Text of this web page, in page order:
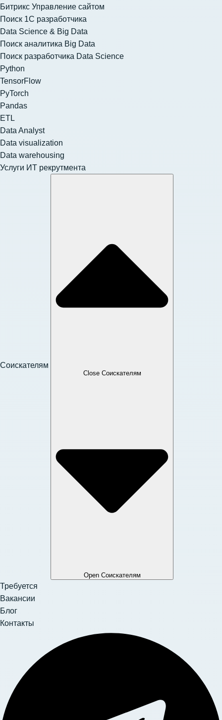
Битрикс Управление сайтом
Поиск 1С разработчика
Data Science & Big Data
Поиск аналитика Big Data
Поиск разработчика Data Science
Python
TensorFlow
PyTorch
Pandas
ETL
Data Analyst
Data visualization
Data warehousing
Услуги ИТ рекрутмента
Соискателям
Close Соискателям
Open Соискателям
Требуется
Вакансии
Блог
Контакты